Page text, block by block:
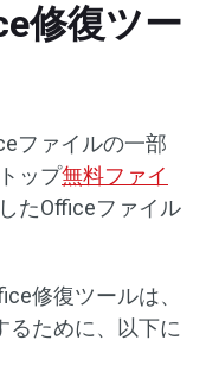
修復ツー
ファイルの一部
ップ無料ファイ
たOfficeファイル
修復ツールは、
るために、以下に